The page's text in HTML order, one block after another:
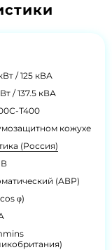
/ 125 кВА
/ 137.5 кВА
Т400
кожухе
(Россия)
(АВР)
φ)